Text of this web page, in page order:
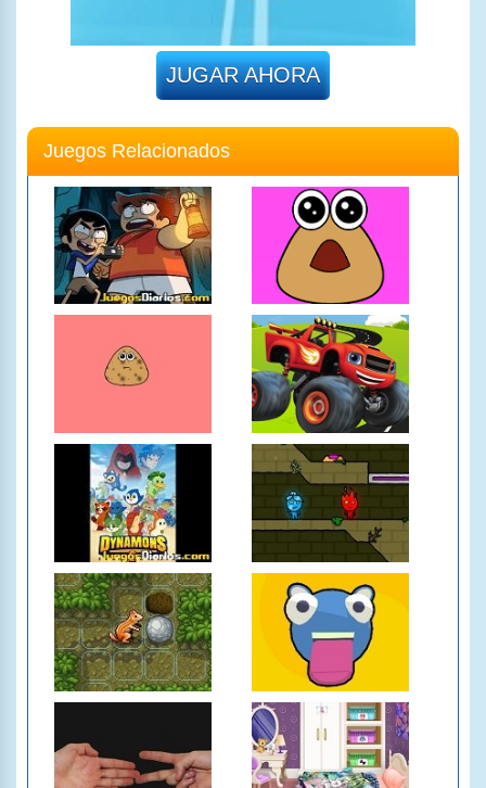
JUGAR AHORA
Juegos Relacionados